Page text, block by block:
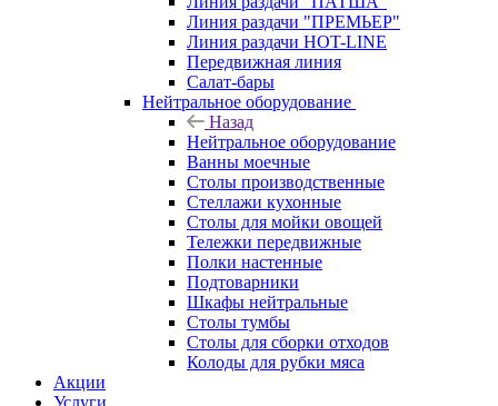
Линия раздачи "ПРЕМЬЕР"
Линия раздачи HOT-LINE
Передвижная линия
Салат-бары
Нейтральное оборудование
Назад
Нейтральное оборудование
Ванны моечные
Столы производственные
Стеллажи кухонные
Столы для мойки овощей
Тележки передвижные
Полки настенные
Подтоварники
Шкафы нейтральные
Столы тумбы
Столы для сборки отходов
Колоды для рубки мяса
Акции
Услуги